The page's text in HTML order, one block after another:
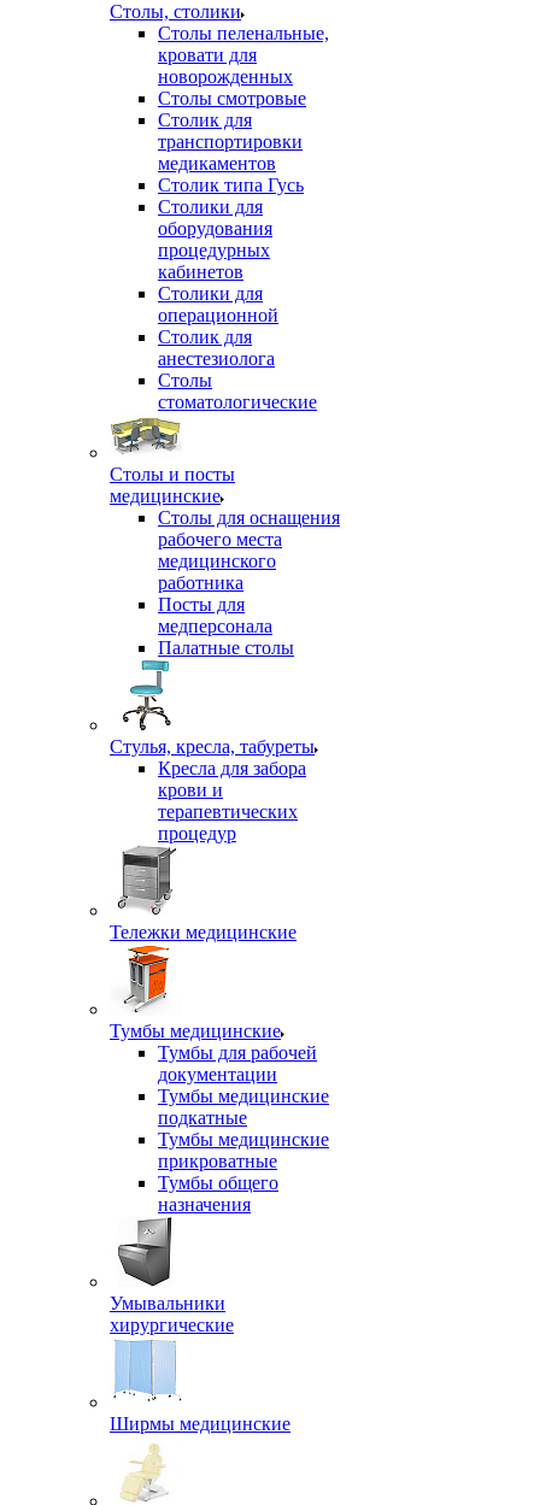
Столы, столики
Столы пеленальные,
кровати для
новорожденных
Столы смотровые
Столик для
транспортировки
медикаментов
Столик типа Гусь
Столики для
оборудования
процедурных
кабинетов
Столики для
операционной
Столик для
анестезиолога
Столы
стоматологические
Столы и посты
медицинские
Столы для оснащения
рабочего места
медицинского
работника
Посты для
медперсонала
Палатные столы
Стулья, кресла, табуреты
Кресла для забора
крови и
терапевтических
процедур
Тележки медицинские
Тумбы медицинские
Тумбы для рабочей
документации
Тумбы медицинские
подкатные
Тумбы медицинские
прикроватные
Тумбы общего
назначения
Умывальники
хирургические
Ширмы медицинские